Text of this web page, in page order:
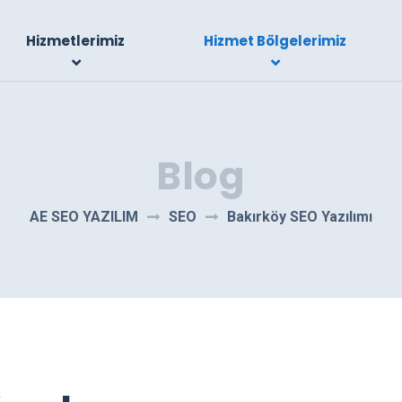
Hizmetlerimiz Hizmet Bölgelerimiz
Blog
AE SEO YAZILIM SEO Bakırköy SEO Yazılımı